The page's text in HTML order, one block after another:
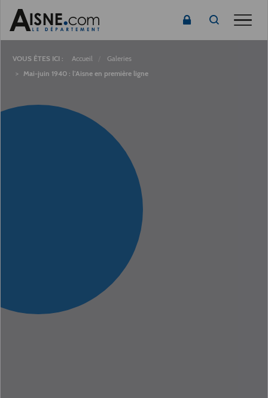
Fil
d'Ariane
Accueil
Galeries
Mai-juin 1940 : l’Aisne en première ligne